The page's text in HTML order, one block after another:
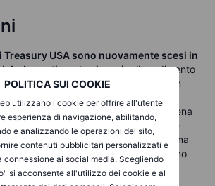
POLITICA SUI COOKIE
utilizzano i cookie per offrire all'utente
esperienza di navigazione, abilitando,
e analizzando le operazioni del sito,
contenuti pubblicitari personalizzati e
connessione ai social media. Scegliendo
si acconsente all'utilizzo dei cookie e al
Treasury USA sono nuovamente scesi in
sentiment azionario: il rendimento
di quattro punti base giovedì e di un
nella sessione asiatica di venerdì,
la chiusura più bassa dal 2022 appena
del 10 anni è sceso di oltre
ai minimi da inizio dicembre e appena
del 4,00%. I mercati appaiono
mentre USA e Iran sono
negoziati sul programma nucleare